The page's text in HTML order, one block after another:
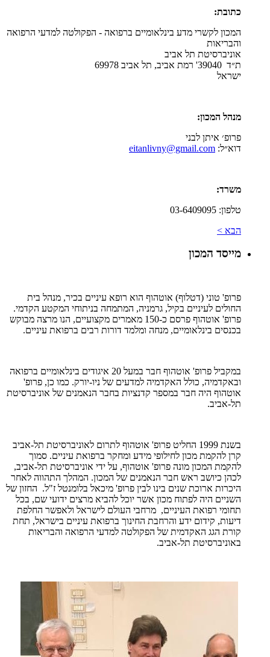
כתובת:
המכון לקשרי מדע בינלאומיים ברפואה - הפקולטה למדעי הרפואה
והבריאות
אוניברסיטת תל אביב
ת״ד 39040' רמת אביב, תל אביב 69978
ישראל
מנהל המכון:
פרופ׳ איתן לבני
דוא״ל: eitanlivny@gmail.com
משרד:
טלפון: 03-6409095
הבא >
מייסד המכון
פרופ' טוני (דטלוף) אוטהוף הוא רופא עיניים בכיר, מנהל בית
החולים לעיניים בקיל, גרמניה, המתמחה בניתוחי המקטע הקדמי.
פרופ' אוטהוף פרסם כ-150 מאמרים מקצועיים, הנו מרצה מבוקש
בכנסים בינלאומיים, מנחה ומלמד דורות רבים ברפואת עיניים.
במקביל פרופ' אוטהוף חבר במעל 20 איגודים בינלאומיים ברפואה
ובאקדמיה, כולל האקדמיה למדעים של ניו-יורק. כמו כן, פרופ'
אוטהוף היה חבר במספר קדנציות בחבר הנאמנים של אוניברסיטת
תל-אביב.
בשנת 1999 החליט פרופ' אוטהוף לתרום לאוניברסיטת תל-אביב
קרן להקמת מכון לחילופי מידע ומחקר ברפואת עיניים. סמוך
להקמת המכון מונה פרופ' אוטהוף, על ידי אוניברסיטת תל-אביב,
לכהן כיושב ראש חבר הנאמנים של המכון. המהלך התהווה לאחר
היכרות ארוכת שנים בינו לבין פרופ' מיכאל בלומנטל ז"ל. החזון של
השניים היה לפתוח מכון אשר יוכל להביא מרצים ידועי שם, בכל
תחומי רפואת העיניים, מרחבי העולם לישראל ולאפשר החלפת
דיעות, קידום ידע והרחבת החינוך ברפואת עיניים בישראל, תחת
קורת הגג האקדמית של הפקולטה למדעי הרפואה והבריאות
באוניברסיטת תל-אביב.